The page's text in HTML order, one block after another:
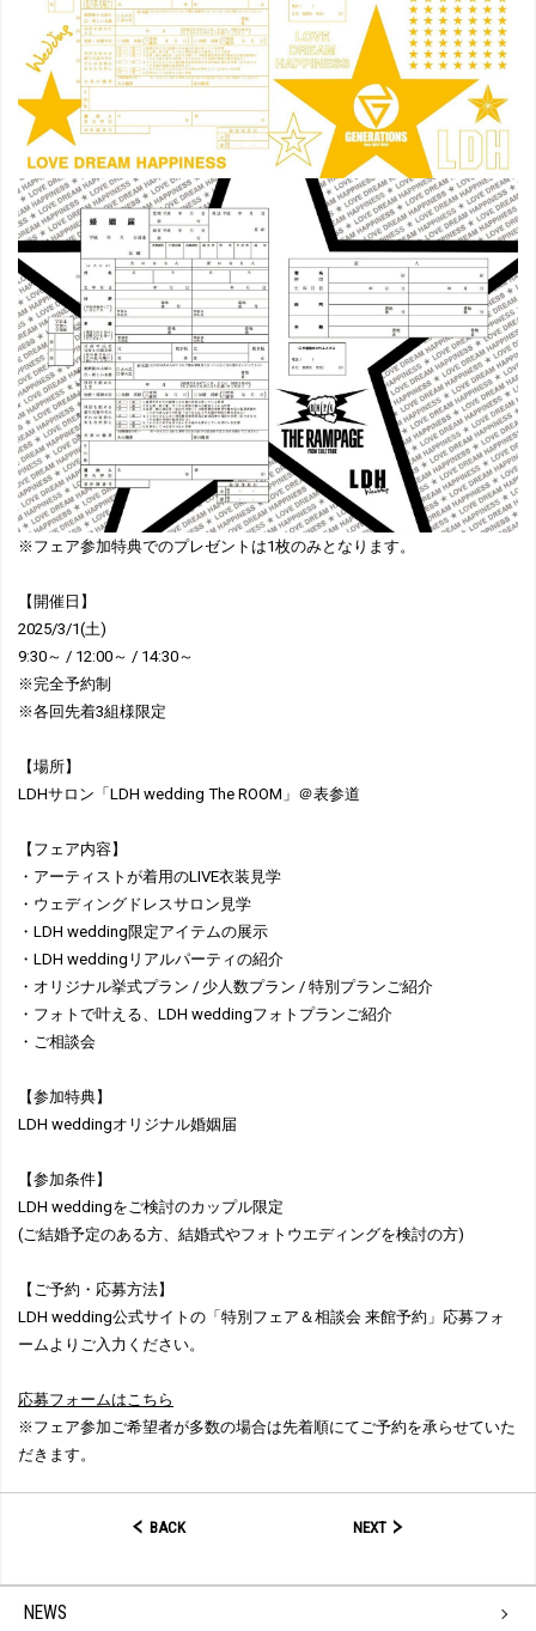
※フェア参加特典でのプレゼントは1枚のみとなります。
【開催日】
2025/3/1(土)
9:30～ / 12:00～ / 14:30～
※完全予約制
※各回先着3組様限定
【場所】
LDHサロン「LDH wedding The ROOM」＠表参道
【フェア内容】
・アーティストが着用のLIVE衣装見学
・ウェディングドレスサロン見学
・LDH wedding限定アイテムの展示
・LDH weddingリアルパーティの紹介
・オリジナル挙式プラン / 少人数プラン / 特別プランご紹介
・フォトで叶える、LDH weddingフォトプランご紹介
・ご相談会
【参加特典】
LDH weddingオリジナル婚姻届
【参加条件】
LDH weddingをご検討のカップル限定
(ご結婚予定のある方、結婚式やフォトウエディングを検討の方)
【ご予約・応募方法】
LDH wedding公式サイトの「特別フェア＆相談会 来館予約」応募フォ
ームよりご入力ください。
応募フォームはこちら
※フェア参加ご希望者が多数の場合は先着順にてご予約を承らせていた
だきます。
BACK NEXT
NEWS